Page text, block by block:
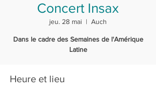
Concert Insax
jeu. 28 mai
  |
Auch
Dans le cadre des Semaines de l'Amérique
Latine
Heure et lieu